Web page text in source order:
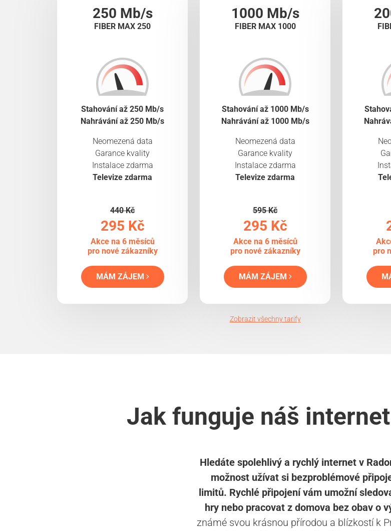
250 Mb/s
FIBER MAX 250
Stahování až 250 Mb/s
Nahrávání až 250 Mb/s
Neomezená data
Garance kvality
Instalace zdarma
Televize zdarma
440 Kč
295 Kč
Akce na 6 měsíců
pro nové zákazníky
MÁM ZÁJEM
1000 Mb/s
FIBER MAX 1000
Stahování až 1000 Mb/s
Nahrávání až 1000 Mb/s
Neomezená data
Garance kvality
Instalace zdarma
Televize zdarma
595 Kč
295 Kč
Akce na 6 měsíců
pro nové zákazníky
MÁM ZÁJEM
pro
Zobrazit všechny tarify
Jak funguje náš
Hledáte spolehlivý a rychlý internet v
možnost užívat si bezproblémové
limitů. Rychlé připojení vám umožní
hry nebo pracovat z domova bez obav o
známé svou krásnou přírodou a blízkostí k